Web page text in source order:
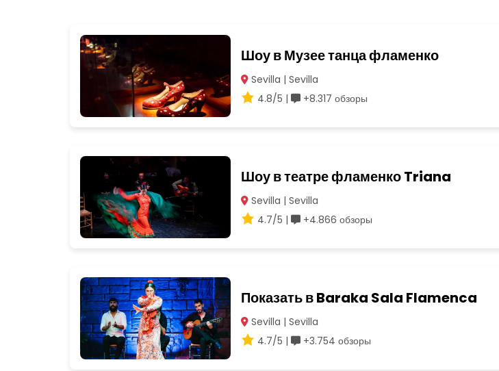
Шоу в Музее танца фламенко
Sevilla | Sevilla
4.8/5 |
+8.317 обзоры
Шоу в театре фламенко Triana
Sevilla | Sevilla
4.7/5 |
+4.866 обзоры
Показать в Baraka Sala Flamenca
Sevilla | Sevilla
4.7/5 |
+3.754 обзоры